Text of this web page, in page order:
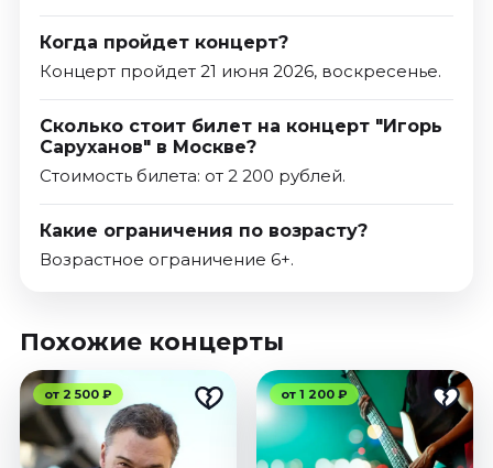
Когда пройдет концерт?
Концерт пройдет 21 июня 2026, воскресенье.
Сколько стоит билет на концерт "Игорь
Саруханов" в Москве?
Стоимость билета: от 2 200 рублей.
Какие ограничения по возрасту?
Возрастное ограничение 6+.
Похожие концерты
от 2 500 ₽ от 1 200 ₽